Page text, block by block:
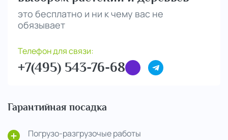
это бесплатно и ни к чему вас не
обязывает
Телефон для связи:
+7(495) 543-76-68
Гарантийная посадка
Погрузо-разгрузочые работы